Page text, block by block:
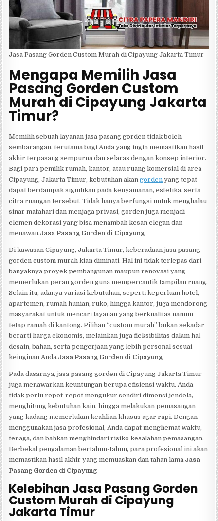
Jasa Pasang Gorden Custom Murah di Cipayung Jakarta Timur
Mengapa Memilih Jasa
Pasang Gorden Custom
Murah di Cipayung Jakarta
Timur?
Memilih sebuah layanan jasa pasang gorden tidak boleh
sembarangan, terutama bagi Anda yang ingin memastikan hasil
akhir terpasang sempurna dan selaras dengan konsep interior.
Bagi para pemilik rumah, kantor, atau ruang komersial di area
Cipayung, Jakarta Timur, kebutuhan akangorden yang tepat
dapat berdampak signifikan pada kenyamanan, estetika, serta
citra ruangan tersebut. Tidak hanya berfungsi untuk menghalau
sinar matahari dan menjaga privasi, gorden juga menjadi
elemen dekorasi yang bisa menambah kesan elegan dan
menawan.Jasa Pasang Gorden di Cipayung
Di kawasan Cipayung, Jakarta Timur, keberadaan jasa pasang
gorden custom murah kian diminati. Hal ini tidak terlepas dari
banyaknya proyek pembangunan maupun renovasi yang
memerlukan peran gorden guna mempercantik tampilan ruang.
Selain itu, adanya variasi kebutuhan, seperti keperluan hotel,
apartemen, rumah hunian, ruko, hingga kantor, juga mendorong
masyarakat untuk mencari layanan yang berkualitas namun
tetap ramah di kantong. Pilihan “custom murah” bukan sekadar
berarti harga ekonomis, melainkan juga fleksibilitas dalam hal
desain, bahan, serta pengerjaan yang lebih personal sesuai
keinginan Anda.Jasa Pasang Gorden di Cipayung
Pada dasarnya, jasa pasang gorden di Cipayung Jakarta Timur
juga menawarkan keuntungan berupa efisiensi waktu. Anda
tidak perlu repot-repot mengukur sendiri dimensi jendela,
menghitung kebutuhan kain, hingga melakukan pemasangan
yang kadang memerlukan keahlian khusus agar rapi. Dengan
menggunakan jasa profesional, Anda dapat menghemat waktu,
tenaga, dan bahkan menghindari risiko kesalahan pemasangan.
Berbekal pengalaman bertahun-tahun, para profesional ini akan
memastikan hasil akhir yang memuaskan dan tahan lama.Jasa
Pasang Gorden di Cipayung
Kelebihan Jasa Pasang Gorden
Custom Murah di Cipayung
Jakarta Timur